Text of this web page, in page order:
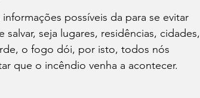
possíveis da para se evitar
seja lugares, residências, cidades,
o fogo dói, por isto, todos nós
que o incêndio venha a acontecer.